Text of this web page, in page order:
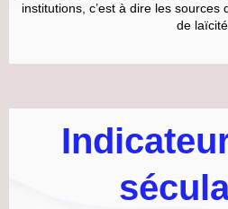
institutions, c’est à dire les
de laïcité